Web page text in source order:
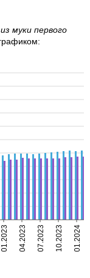
муки первого
01.2023 04.2023 07.2023 10.2023 01.2024